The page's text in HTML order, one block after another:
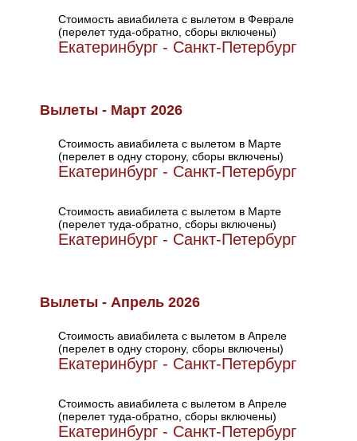
Стоимость авиабилета с вылетом в Феврале
(перелет туда-обратно, сборы включены)
Екатеринбург - Санкт-Петербург
Вылеты - Март 2026
Стоимость авиабилета с вылетом в Марте
(перелет в одну сторону, сборы включены)
Екатеринбург - Санкт-Петербург
Стоимость авиабилета с вылетом в Марте
(перелет туда-обратно, сборы включены)
Екатеринбург - Санкт-Петербург
Вылеты - Апрель 2026
Стоимость авиабилета с вылетом в Апреле
(перелет в одну сторону, сборы включены)
Екатеринбург - Санкт-Петербург
Стоимость авиабилета с вылетом в Апреле
(перелет туда-обратно, сборы включены)
Екатеринбург - Санкт-Петербург